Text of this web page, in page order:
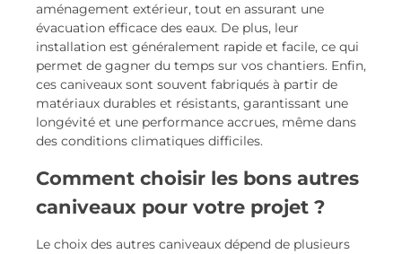
aménagement extérieur, tout en assurant une
évacuation efficace des eaux. De plus, leur
installation est généralement rapide et facile, ce qui
permet de gagner du temps sur vos chantiers. Enfin,
ces caniveaux sont souvent fabriqués à partir de
matériaux durables et résistants, garantissant une
longévité et une performance accrues, même dans
des conditions climatiques difficiles.
Comment choisir les bons autres
caniveaux pour votre projet ?
Le choix des autres caniveaux dépend de plusieurs